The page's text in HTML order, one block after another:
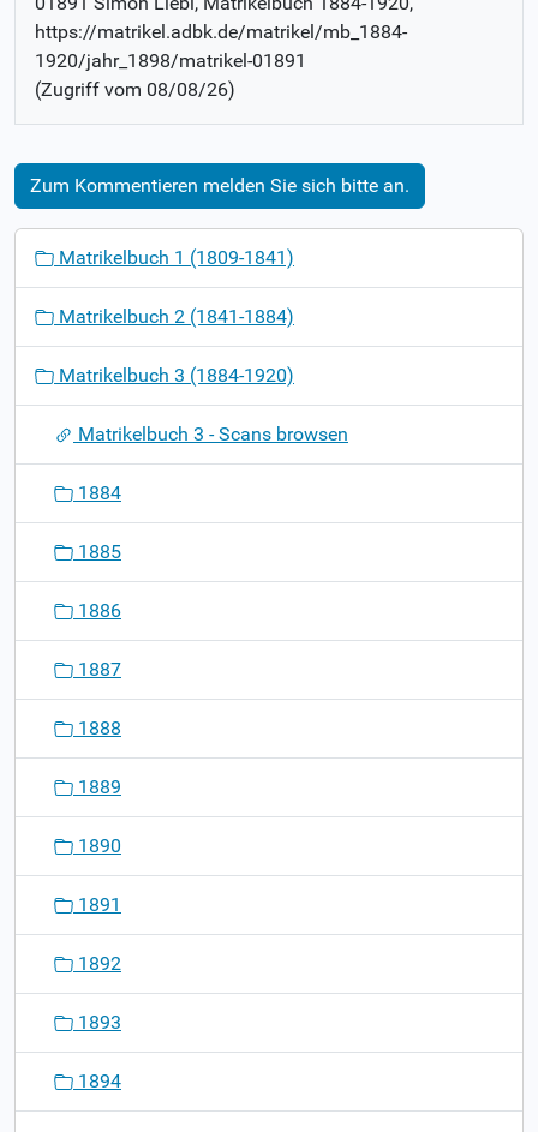
https://matrikel.adbk.de/matrikel/mb_1884-
1920/jahr_1898/matrikel-01891
(Zugriff vom 08/08/26)
Zum Kommentieren melden Sie sich bitte an.
o
Matrikelbuch 1 (1809-1841)
Matrikelbuch 2 (1841-1884)
Matrikelbuch 3 (1884-1920)
Matrikelbuch 3 - Scans browsen
1884
1885
1886
1887
1888
1889
1890
1891
1892
1893
1894